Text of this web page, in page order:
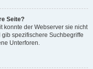
Seite?
konnte der Webserver sie nicht
spezifischere Suchbegriffe
Unterforen.